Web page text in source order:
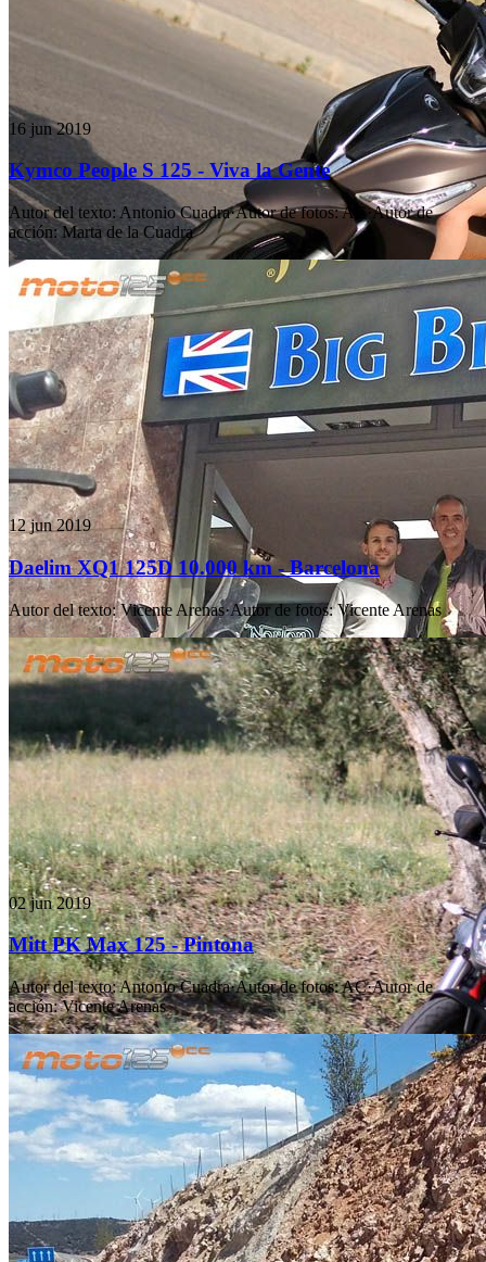
16 jun 2019
Kymco People S 125 - Viva la Gente
Autor del texto: Antonio Cuadra·Autor de fotos:AC·Autor de
acción: Marta de la Cuadra
12 jun 2019
Daelim XQ1 125D 10.000 km - Barcelona
Autor del texto: Vicente Arenas·Autor de fotos: Vicente Arenas
02 jun 2019
Mitt PK Max 125 - Pintona
Autor del texto:Antonio Cuadra·Autor de fotos:AC·Autor de
acción: Vicente Arenas